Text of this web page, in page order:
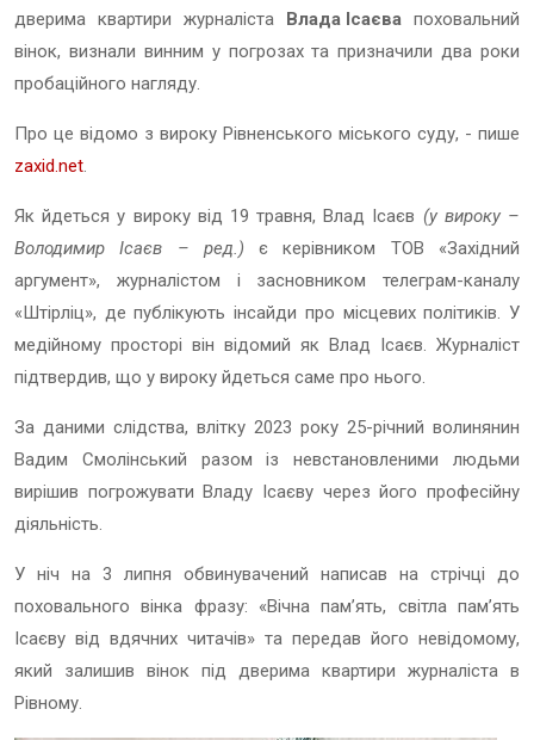
дверима квартири журналіста Влада Ісаєва поховальний
вінок, визнали винним у погрозах та призначили два роки
пробаційного нагляду.
Про це відомо з вироку Рівненського міського суду, - пише
zaxid.net.
Як йдеться у вироку від 19 травня, Влад Ісаєв (у вироку –
Володимир Ісаєв – ред.) є керівником ТОВ «Західний
аргумент», журналістом і засновником телеграм-каналу
«Штірліц», де публікують інсайди про місцевих політиків. У
медійному просторі він відомий як Влад Ісаєв. Журналіст
підтвердив, що у вироку йдеться саме про нього.
За даними слідства, влітку 2023 року 25-річний волинянин
Вадим Смолінський разом із невстановленими людьми
вирішив погрожувати Владу Ісаєву через його професійну
діяльність.
У ніч на 3 липня обвинувачений написав на стрічці до
поховального вінка фразу: «Вічна пам’ять, світла пам’ять
Ісаєву від вдячних читачів» та передав його невідомому,
який залишив вінок під дверима квартири журналіста в
Рівному.